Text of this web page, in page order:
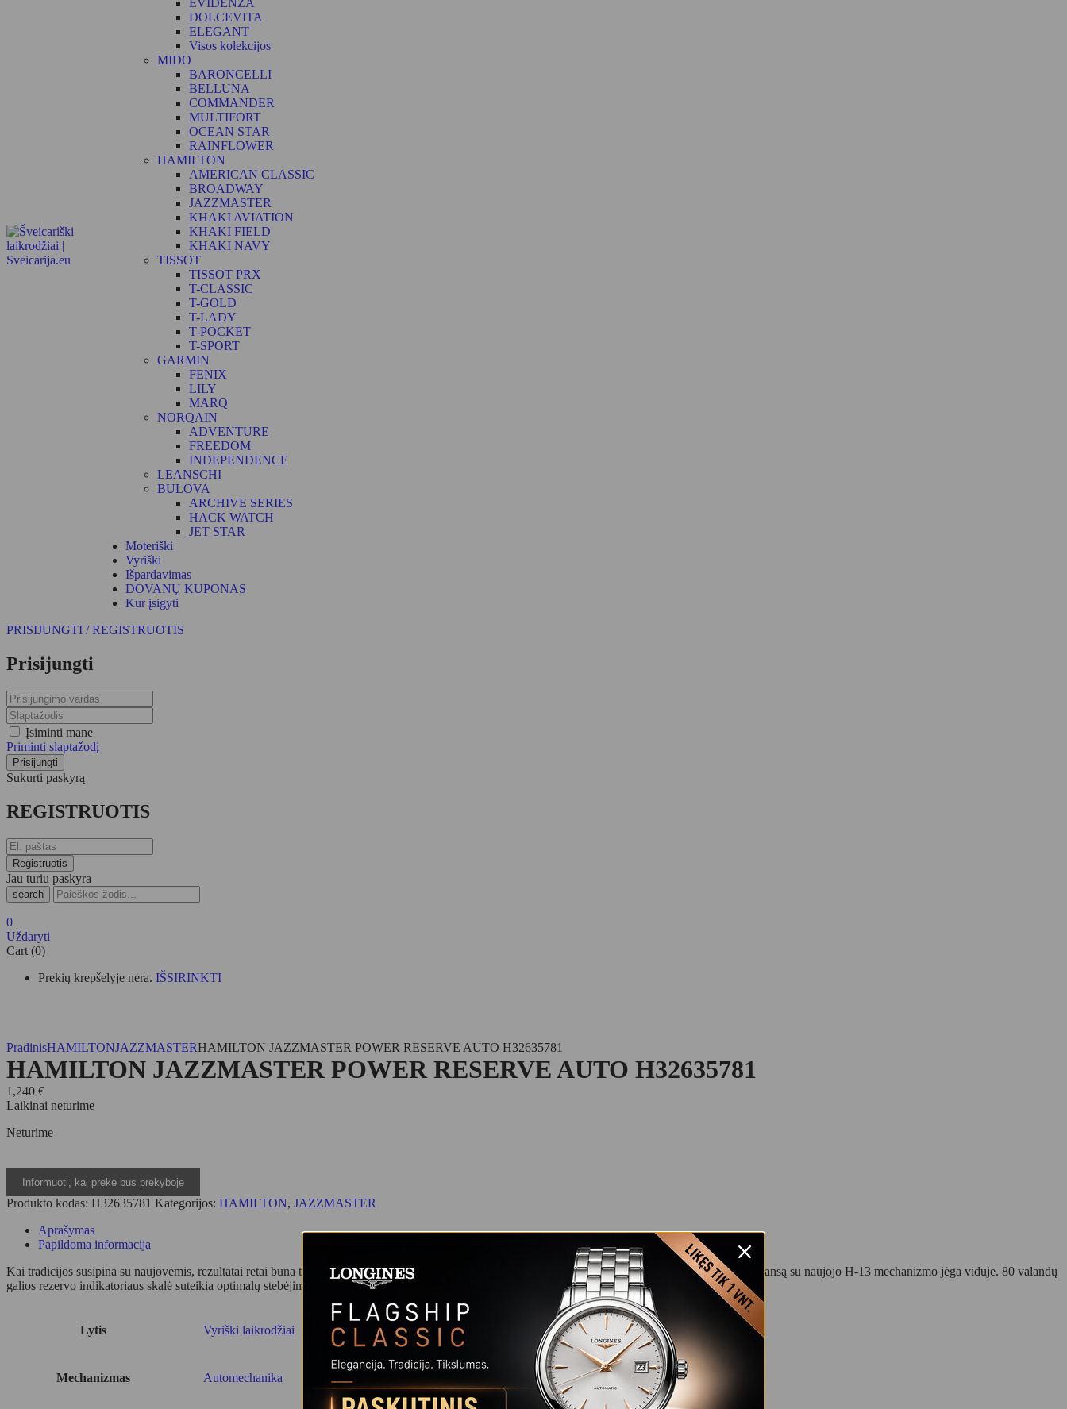
EVIDENZA
DOLCEVITA
ELEGANT
Visos kolekcijos
MIDO
BARONCELLI
BELLUNA
COMMANDER
MULTIFORT
OCEAN STAR
RAINFLOWER
HAMILTON
AMERICAN CLASSIC
BROADWAY
JAZZMASTER
KHAKI AVIATION
KHAKI FIELD
KHAKI NAVY
TISSOT
TISSOT PRX
T-CLASSIC
T-GOLD
T-LADY
T-POCKET
T-SPORT
GARMIN
FENIX
LILY
MARQ
NORQAIN
ADVENTURE
FREEDOM
INDEPENDENCE
LEANSCHI
BULOVA
ARCHIVE SERIES
HACK WATCH
JET STAR
Moteriški
Vyriški
Išpardavimas
DOVANŲ KUPONAS
Kur įsigyti
PRISIJUNGTI / REGISTRUOTIS
Prisijungti
Įsiminti mane
Priminti slaptažodį
Sukurti paskyrą
REGISTRUOTIS
Jau turiu paskyra
search
0
Uždaryti
Cart (0)
Prekių krepšelyje nėra. IŠSIRINKTI
PradinisHAMILTONJAZZMASTERHAMILTON JAZZMASTER POWER RESERVE AUTO H32635781
HAMILTON JAZZMASTER POWER RESERVE AUTO H32635781
1,240 €
Laikinai neturime
Neturime
Produkto kodas: H32635781 Kategorijos: HAMILTON, JAZZMASTER
Aprašymas
Papildoma informacija
Kai tradicijos susipina su naujovėmis, rezultatai retai būna tokie harmoningi. Jazzmaster Power Reverve naudoja paprastą dizainą išorėje, jog sukurų balansą su naujojo H-13 mechanizmo jėga viduje. 80 valandų
galios rezervo indikatoriaus skalė suteikia optimalų stebėjimą.
Lytis Vyriški laikrodžiai
Mechanizmas Automechanika